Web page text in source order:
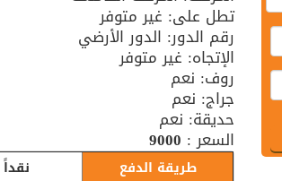
تطل على: غير متوفر
رقم الدور: الدور الأرضي
الإتجاه: غير متوفر
روف: نعم
جراج: نعم
حديقة: نعم
السعر : 9000
طريقة الدفع نقداً